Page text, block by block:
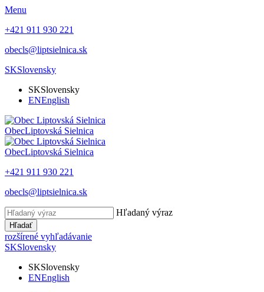
Menu
+421 911 930 221
obecls@liptsielnica.sk
SKSlovensky
SKSlovensky
ENEnglish
ObecLiptovská Sielnica
ObecLiptovská Sielnica
+421 911 930 221
obecls@liptsielnica.sk
Hľadaný výraz
Hľadať
rozšírené vyhľadávanie
SKSlovensky
SKSlovensky
ENEnglish